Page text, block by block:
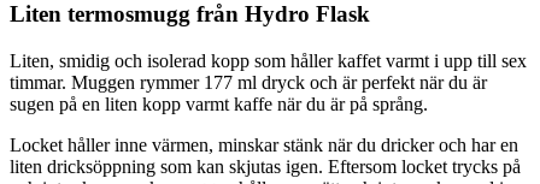
Liten termosmugg från Hydro Flask
Liten, smidig och isolerad kopp som håller kaffet varmt i upp till sex
timmar. Muggen rymmer 177 ml dryck och ärperfekt när du är
sugen på en liten kopp varmt kaffe när du är på språng.
Locket håller inne värmen, minskar stänk när du dricker och har en
liten dricksöppning som kan skjutas igen. Eftersom locket trycks på